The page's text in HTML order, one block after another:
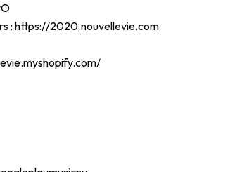
: https://2020.nouvellevie.com